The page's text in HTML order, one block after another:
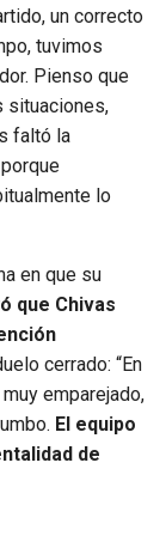
un correcto
tuvimos
Pienso que
situaciones,
faltó la
lo
en que su
que Chivas
cerrado: “En
emparejado,
El equipo
de